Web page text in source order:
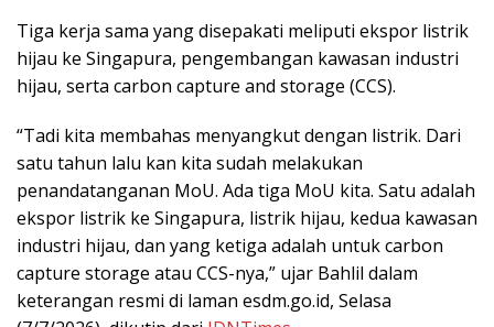
Tiga kerja sama yang disepakati meliputi ekspor listrik
hijau ke Singapura, pengembangan kawasan industri
hijau, serta carbon capture and storage (CCS).
“Tadi kita membahas menyangkut dengan listrik. Dari
satu tahun lalu kan kita sudah melakukan
penandatanganan MoU. Ada tiga MoU kita. Satu adalah
ekspor listrik ke Singapura, listrik hijau, kedua kawasan
industri hijau, dan yang ketiga adalah untuk carbon
capture storage atau CCS-nya,” ujar Bahlil dalam
keterangan resmi di laman esdm.go.id, Selasa